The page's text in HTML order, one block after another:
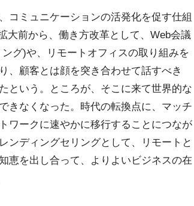
コミュニケーションの活発化を促す仕組
大前から、働き方改革として、Web会議
グ)や、リモートオフィスの取り組みを
、顧客とは顔を突き合わせて話すべき
という。ところが、そこに来て世界的な
きなくなった。時代の転換点に、マッチ
ワークに速やかに移行することにつなが
ンディングセリングとして、リモートと
恵を出し合って、よりよいビジネスの在